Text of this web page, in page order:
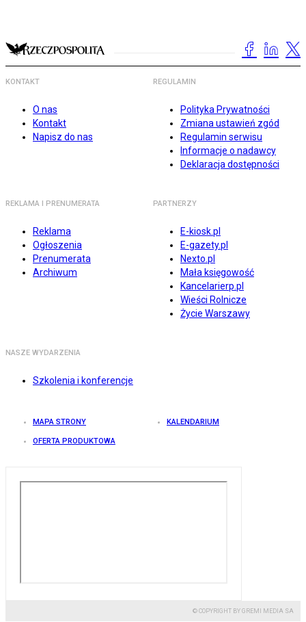
KONTAKT
O nas
Kontakt
Napisz do nas
REGULAMIN
Polityka Prywatności
Zmiana ustawień zgód
Regulamin serwisu
Informacje o nadawcy
Deklaracja dostępności
REKLAMA I PRENUMERATA
Reklama
Ogłoszenia
Prenumerata
Archiwum
PARTNERZY
E-kiosk.pl
E-gazety.pl
Nexto.pl
Mała księgowość
Kancelarierp.pl
Wieści Rolnicze
Życie Warszawy
NASZE WYDARZENIA
Szkolenia i konferencje
MAPA STRONY KALENDARIUM
OFERTA PRODUKTOWA
© COPYRIGHT BY GREMI MEDIA SA